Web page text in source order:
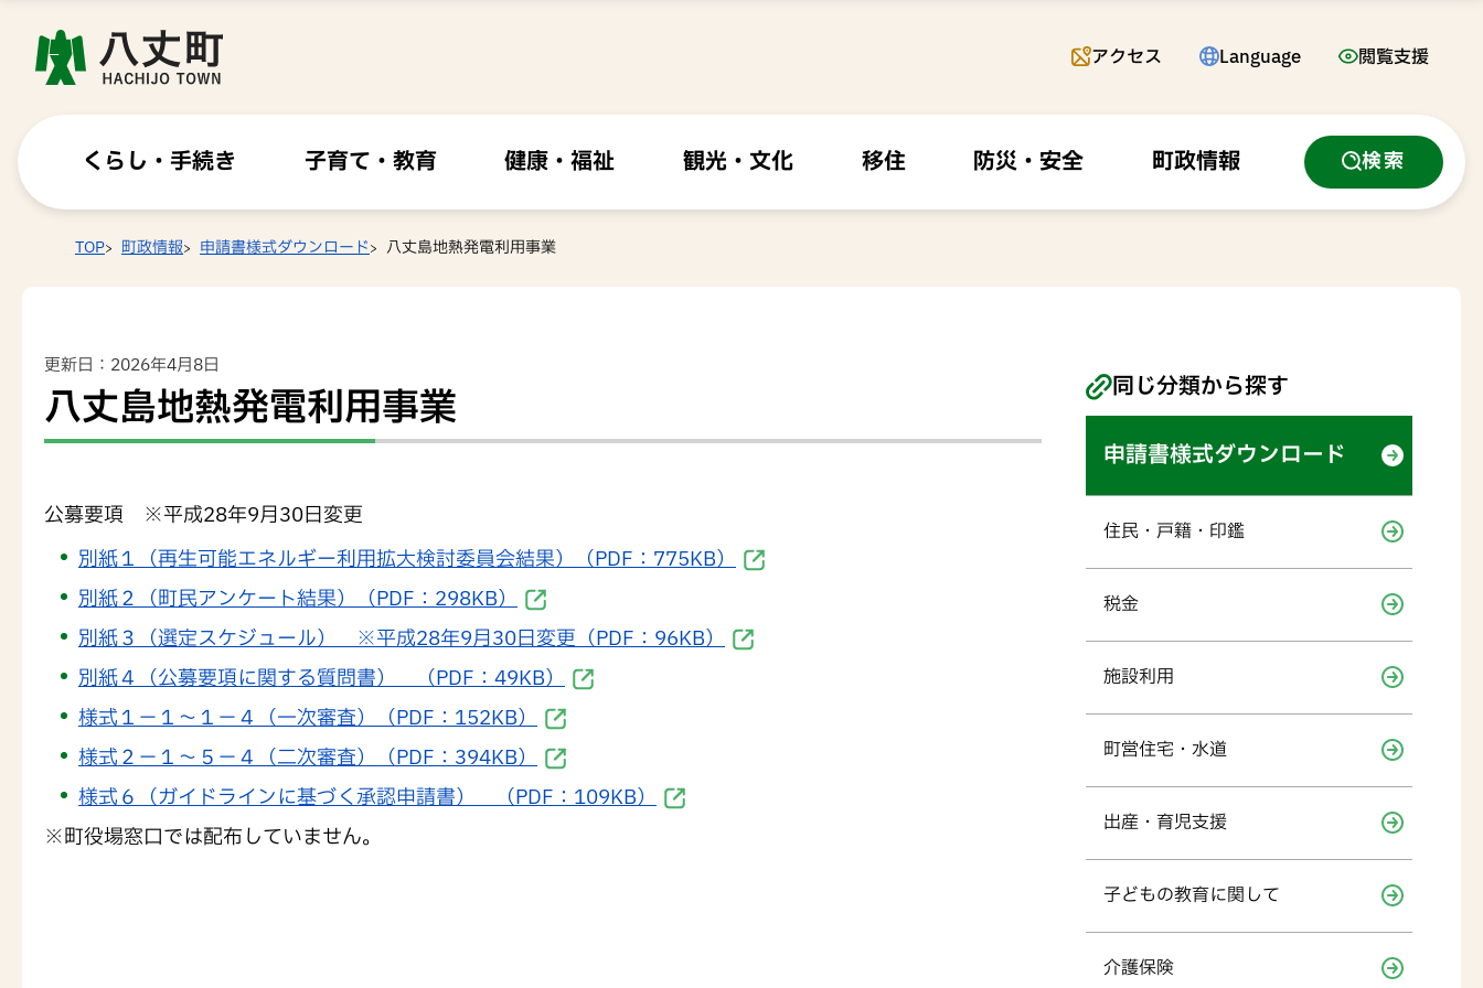
アクセス Language 閲覧支援
くらし・手続き 子育て・教育 健康・福祉 観光・文化 移住 防災・安全 町政情報 検索
TOP 町政情報 申請書様式ダウンロード 八丈島地熱発電利用事業
更新日：2026年4月8日
八丈島地熱発電利用事業
公募要項 ※平成28年9月30日変更
別紙１（再生可能エネルギー利用拡大検討委員会結果）（PDF：775KB）
別紙２（町民アンケート結果）（PDF：298KB）
別紙３（選定スケジュール） ※平成28年9月30日変更（PDF：96KB）
別紙４（公募要項に関する質問書） （PDF：49KB）
様式１－１～１－４（一次審査）（PDF：152KB）
様式２－１～５－４（二次審査）（PDF：394KB）
様式６（ガイドラインに基づく承認申請書） （PDF：109KB）
※町役場窓口では配布していません。
同じ分類から探す
申請書様式ダウンロード
住民・戸籍・印鑑
税金
施設利用
町営住宅・水道
出産・育児支援
子どもの教育に関して
介護保険